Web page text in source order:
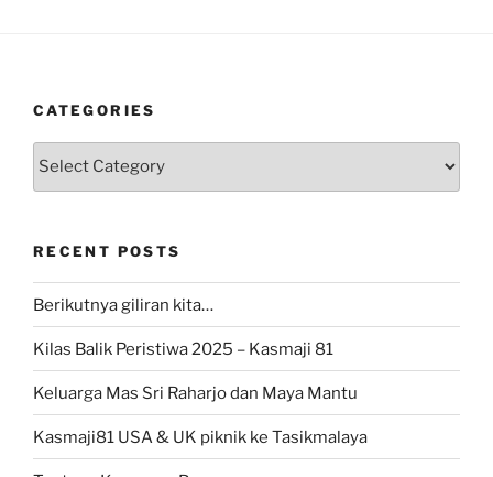
CATEGORIES
Categories
RECENT POSTS
Berikutnya giliran kita…
Kilas Balik Peristiwa 2025 – Kasmaji 81
Keluarga Mas Sri Raharjo dan Maya Mantu
Kasmaji81 USA & UK piknik ke Tasikmalaya